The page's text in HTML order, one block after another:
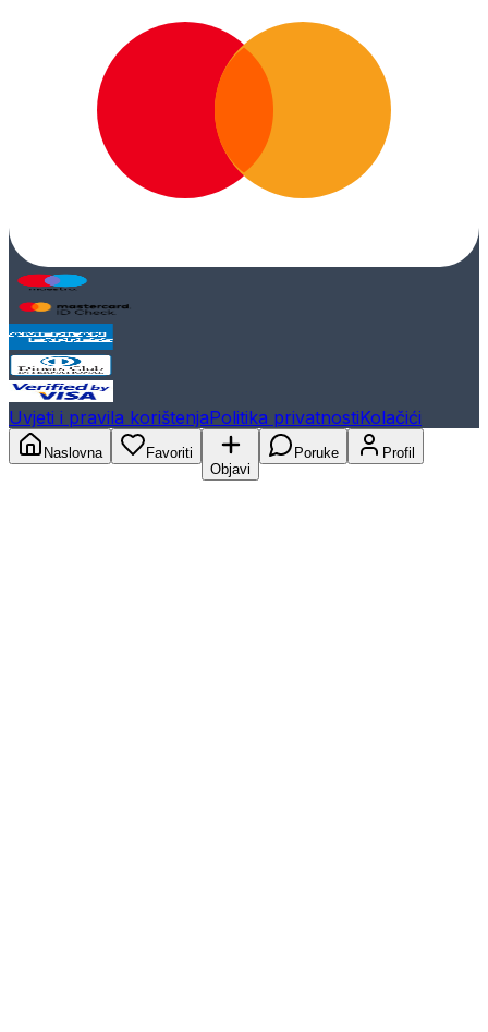
Uvjeti i pravila korištenjaPolitika privatnostiKolačići
Naslovna
Favoriti
Objavi
Poruke Profil